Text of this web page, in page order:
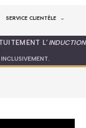
SERVICE CLIENTÈLE
L’ INDUCTION